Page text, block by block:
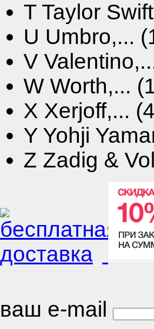
T Taylor
U Umbro,...
V
W Worth,...
X Xerjoff,...
Y Yohji
Z Zadig &
ваш e-mail